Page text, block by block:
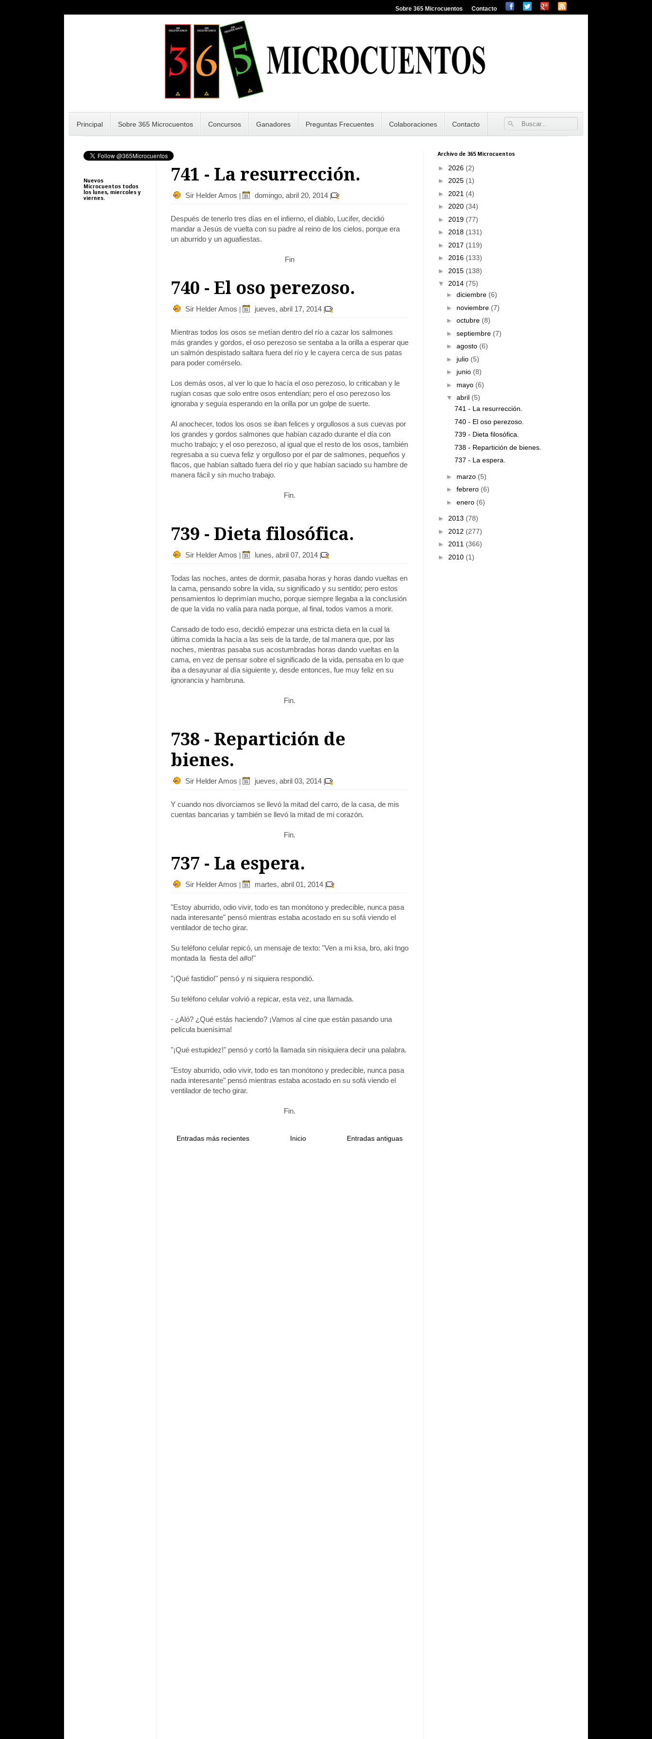
Sobre 365 Microcuentos Contacto
Principal Sobre 365 Microcuentos Concursos Ganadores Preguntas Frecuentes Colaboraciones Contacto
741 - La resurrección.
Sir Helder Amos domingo, abril 20, 2014
Después de tenerlo tres días en el infierno, el diablo, Lucifer, decidió
mandar a Jesús de vuelta con su padre al reino de los cielos, porque era
un aburrido y un aguafiestas.
Fin
740 - El oso perezoso.
Sir Helder Amos jueves, abril 17, 2014
Mientras todos los osos se metían dentro del río a cazar los salmones
más grandes y gordos, el oso perezoso se sentaba a la orilla a esperar que
un salmón despistado saltara fuera del río y le cayera cerca de sus patas
para poder comérselo.
Los demás osos, al ver lo que lo hacía el oso perezoso, lo criticaban y le
rugían cosas que solo entre osos entendían; pero el oso perezoso los
ignoraba y seguía esperando en la orilla por un golpe de suerte.
Al anochecer, todos los osos se iban felices y orgullosos a sus cuevas por
los grandes y gordos salmones que habían cazado durante el día con
mucho trabajo; y el oso perezoso, al igual que el resto de los osos, también
regresaba a su cueva feliz y orgulloso por el par de salmones, pequeños y
flacos, que habían saltado fuera del río y que habían saciado su hambre de
manera fácil y sin mucho trabajo.
Fin.
739 - Dieta filosófica.
Sir Helder Amos lunes, abril 07, 2014
Todas las noches, antes de dormir, pasaba horas y horas dando vueltas en
la cama, pensando sobre la vida, su significado y su sentido; pero estos
pensamientos lo deprimían mucho, porque siempre llegaba a la conclusión
de que la vida no valía para nada porque, al final, todos vamos a morir.
Cansado de todo eso, decidió empezar una estricta dieta en la cual la
última comida la hacía a las seis de la tarde, de tal manera que, por las
noches, mientras pasaba sus acostumbradas horas dando vueltas en la
cama, en vez de pensar sobre el significado de la vida, pensaba en lo que
iba a desayunar al día siguiente y, desde entonces, fue muy feliz en su
ignorancia y hambruna.
Fin.
738 - Repartición de
bienes.
Sir Helder Amos jueves, abril 03, 2014
Y cuando nos divorciamos se llevó la mitad del carro, de la casa, de mis
cuentas bancarias y también se llevó la mitad de mi corazón.
Fin.
737 - La espera.
Sir Helder Amos martes, abril 01, 2014
"Estoy aburrido, odio vivir, todo es tan monótono y predecible, nunca pasa
nada interesante" pensó mientras estaba acostado en su sofá viendo el
ventilador de techo girar.
Su teléfono celular repicó, un mensaje de texto: "Ven a mi ksa, bro, aki tngo
montada la fiesta del a#o!"
"¡Qué fastidio!" pensó y ni siquiera respondió.
Su teléfono celular volvió a repicar, esta vez, una llamada.
- ¿Aló? ¿Qué estás haciendo? ¡Vamos al cine que están pasando una
película buenísima!
"¡Qué estupidez!" pensó y cortó la llamada sin nisiquiera decir una palabra.
"Estoy aburrido, odio vivir, todo es tan monótono y predecible, nunca pasa
nada interesante" pensó mientras estaba acostado en su sofá viendo el
ventilador de techo girar.
Fin.
Entradas más recientes Entradas antiguas
Inicio
Nuevos
Microcuentos todos
los lunes, miercoles y
viernes.
Archivo de 365 Microcuentos
► 2026 (2)
► 2025 (1)
► 2021 (4)
► 2020 (34)
► 2019 (77)
► 2018 (131)
► 2017 (119)
► 2016 (133)
► 2015 (138)
▼ 2014 (75)
► diciembre (6)
► noviembre (7)
► octubre (8)
► septiembre (7)
► agosto (6)
► julio (5)
► junio (8)
► mayo (6)
▼ abril (5)
741 - La resurrección.
740 - El oso perezoso.
739 - Dieta filosófica.
738 - Repartición de bienes.
737 - La espera.
► marzo (5)
► febrero (6)
► enero (6)
► 2013 (78)
► 2012 (277)
► 2011 (366)
► 2010 (1)